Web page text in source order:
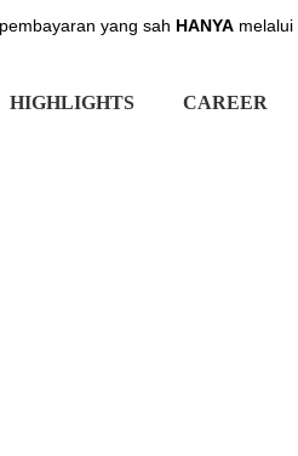
yang sah HANYAmelalui
HIGHLIGHTS CAREER